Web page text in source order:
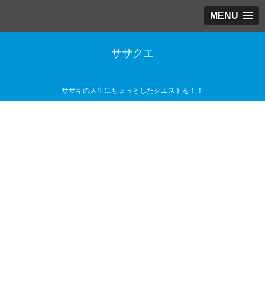
MENU
ササクエ
ササキの人生にちょっとしたクエストを！！